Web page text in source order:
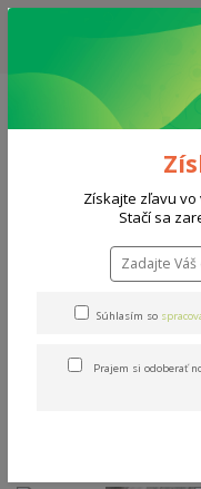
ZĽAVA: VŠETKY
PODĽA VÝBERU /
0908 777 700 Po-So: 10-
Matrace Enviro
Enviro
Novinka
Získajte zľavu vo
Stačí sa
Súhlasím so
Prajem si odoberať